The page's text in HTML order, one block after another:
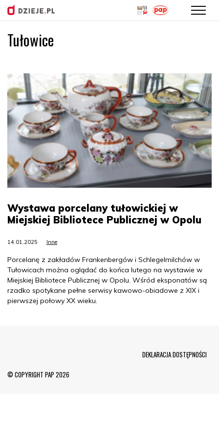
Tułowice
Wystawa porcelany tułowickiej w
Miejskiej Bibliotece Publicznej w Opolu
14.01.2025 Inne
Porcelanę z zakładów Frankenbergów i Schlegelmilchów w
Tułowicach można oglądać do końca lutego na wystawie w
Miejskiej Bibliotece Publicznej w Opolu. Wśród eksponatów są
rzadko spotykane pełne serwisy kawowo-obiadowe z XIX i
pierwszej połowy XX wieku.
© COPYRIGHT PAP 2026
DEKLARACJA DOSTĘPNOŚCI